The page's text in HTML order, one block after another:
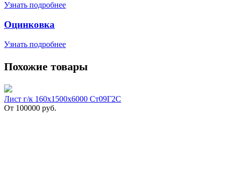
Узнать подробнее
Оцинковка
Узнать подробнее
Похожие товары
Лист г/к 160х1500х6000 Ст09Г2С
От 100000 руб.